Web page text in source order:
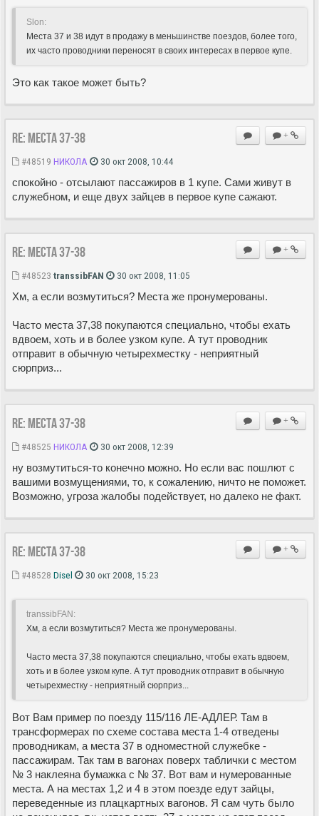
Slon:
Места 37 и 38 идут в продажу в меньшинстве поездов, более того,
их часто проводники переносят в своих интересах в первое купе.
Это как такое может быть?
+
Re: Места 37-38
#48519 НИКОЛА 30 окт 2008, 10:44
спокойно - отсылают пассажиров в 1 купе. Сами живут в
служебном, и еще двух зайцев в первое купе сажают.
+
Re: Места 37-38
#48523 transsibFAN 30 окт 2008, 11:05
Хм, а если возмутиться? Места же пронумерованы.
Часто места 37,38 покупаются специально, чтобы ехать
вдвоем, хоть и в более узком купе. А тут проводник
отправит в обычную четырехместку - неприятный
сюрприз...
+
Re: Места 37-38
#48525 НИКОЛА 30 окт 2008, 12:39
ну возмутиться-то конечно можно. Но если вас пошлют с
вашими возмущениями, то, к сожалению, ничто не поможет.
Возможно, угроза жалобы подействует, но далеко не факт.
+
Re: Места 37-38
#48528 Disel 30 окт 2008, 15:23
transsibFAN:
Хм, а если возмутиться? Места же пронумерованы.
Часто места 37,38 покупаются специально, чтобы ехать вдвоем,
хоть и в более узком купе. А тут проводник отправит в обычную
четырехместку - неприятный сюрприз...
Вот Вам пример по поезду 115/116 ЛЕ-АДЛЕР. Там в
трансформерах по схеме состава места 1-4 отведены
проводникам, а места 37 в одноместной служебке -
пассажирам. Так там в вагонах поверх таблички с местом
№ 3 наклеяна бумажка с № 37. Вот вам и нумерованные
места. А на местах 1,2 и 4 в этом поезде едут зайцы,
переведенные из плацкартных вагонов. Я сам чуть было